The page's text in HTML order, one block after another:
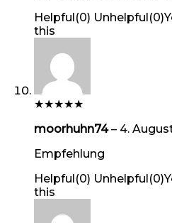
Helpful(0) Unhelpful(0)
this
★★★★★
moorhuhn74– 4.
Empfehlung
Helpful(0) Unhelpful(0)
this